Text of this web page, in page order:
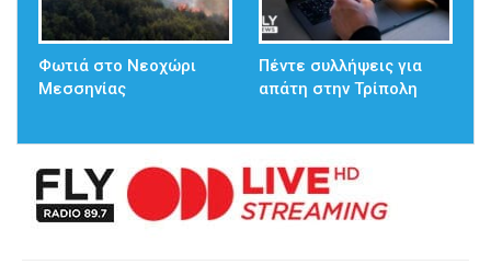
Φωτιά στο Νεοχώρι
Μεσσηνίας
Πέντε συλλήψεις για
απάτη στην Τρίπολη